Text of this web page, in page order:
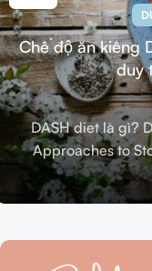
Chế độ ăn kiêng
duy
DASH diet là gì?
Approaches to